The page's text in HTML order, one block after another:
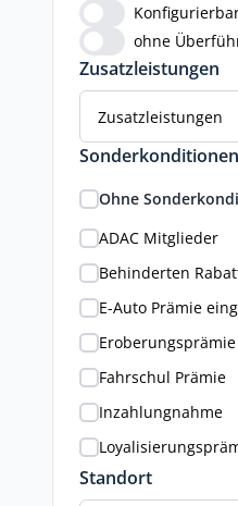
ohne
Zusatzleistungen
Zusatzleistungen
Sonderkonditionen
Ohne
ADAC Mitglieder
Behinderten
E-Auto Prämie
Eroberungsprämie
Fahrschul Prämie
Inzahlungnahme
Standort